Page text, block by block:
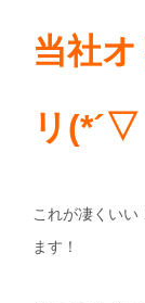
当社
リ
これが凄くいい
ます！